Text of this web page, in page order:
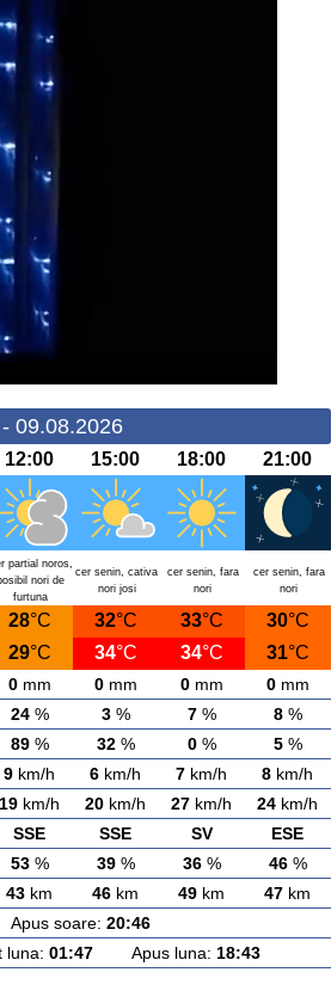
09.08.2026
12:00 15:00 18:00 21:00
partial noros,
nori de
furtuna
cer senin, cativa
nori josi
cer senin, fara
nori
cer senin, fara
nori
28°C 32°C 33°C 30°C
29°C 34°C 34°C 31°C
0mm 0mm 0mm 0mm
24% 3% 7% 8%
89% 32% 0% 5%
9 km/h 6 km/h 7 km/h 8 km/h
19 km/h 20 km/h 27 km/h 24 km/h
SSE SSE SV ESE
53% 39% 36% 46%
43 km 46 km 49 km 47 km
soare: 20:46
01:47 Apus luna: 18:43